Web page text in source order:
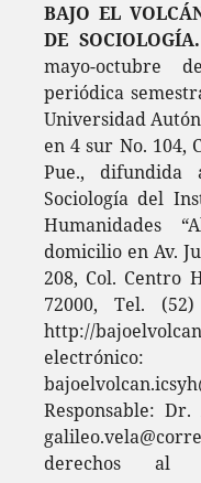
BAJO EL
DE
mayo-octubre
periódica
Universidad
en 4 sur No. 104,
Pue., difundida
Sociología del
Humanidades
domicilio en Av.
208, Col. Centro
72000, Tel.
http://
electrónico:
Responsable:
derechos al